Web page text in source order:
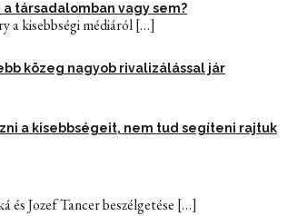
társadalomban vagy sem?
a kisebbségi médiáról[…]
közeg nagyob rivalizálással jár
a kisebbségeit, nem tud segíteni rajtuk
és Jozef Tancer beszélgetése […]